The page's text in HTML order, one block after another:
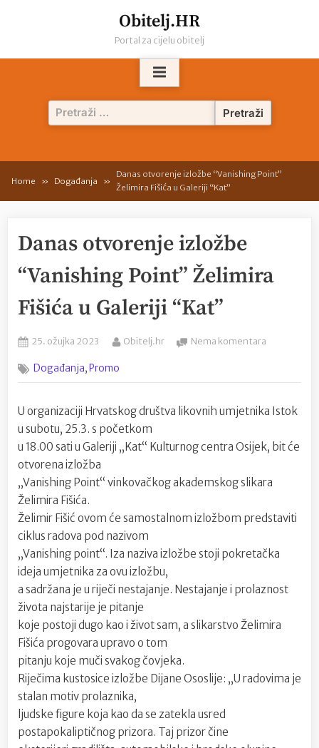
Obitelj.HR
Portal za cijelu obitelj
Pretraži:
Home Događanja
Danas otvorenje izložbe “Vanishing Point”
Želimira Fišića u Galeriji “Kat”
Danas otvorenje izložbe
“Vanishing Point” Želimira
Fišića u Galeriji “Kat”
Posted
25. ožujka 2023 By
Obitelj.hr Nema komentara
izložbe
Point”
Fišića
“Kat”
Događanja,Promo
U organizaciji Hrvatskog društva likovnih umjetnika Istok
u subotu, 25.3. s početkom
u 18.00 sati u Galeriji „Kat“ Kulturnog centra Osijek, bit će
otvorena izložba
„Vanishing Point“ vinkovačkog akademskog slikara
Želimira Fišića.
Želimir Fišić ovom će samostalnom izložbom predstaviti
ciklus radova pod nazivom
„Vanishing point“. Iza naziva izložbe stoji pokretačka
ideja umjetnika za ovu izložbu,
a sadržana je u riječi nestajanje. Nestajanje i prolaznost
života najstarije je pitanje
koje postoji dugo kao i život sam, a slikarstvo Želimira
Fišića progovara upravo o tom
pitanju koje muči svakog čovjeka.
Riječima kustosice izložbe Dijane Ososlije: „U radovima je
stalan motiv prolaznika,
ljudske figure koja kao da se zatekla usred
postapokaliptičnog prizora. Taj prizor čine